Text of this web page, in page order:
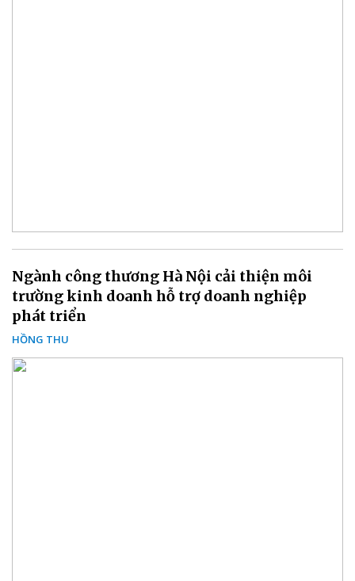
Ngành công thương Hà Nội cải thiện môi
trường kinh doanh hỗ trợ doanh nghiệp
phát triển
HỒNG THU